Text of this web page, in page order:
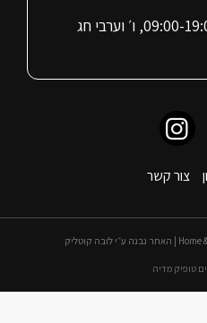
צור קשר
שעות פתיחה: א-ה 09:00-19:00, ו׳ וערבי חג
טופיק מדיה